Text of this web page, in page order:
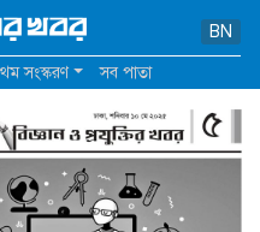
BN
সংস্করণ সব পাতা
×